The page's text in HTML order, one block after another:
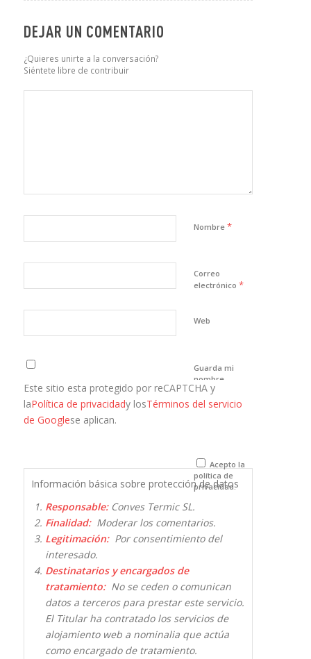
DEJAR UN COMENTARIO
¿Quieres unirte a la conversación?
Siéntete libre de contribuir
Nombre *
Correo
electrónico *
Web
Guarda mi
nombre,
correo
electrónico y
que comente.
Este sitio esta protegido por reCAPTCHA y
laPolítica de privacidady losTérminos del servicio
de Googlese aplican.
Acepto la
política de
privacidad.
Información básica sobre protección de datos
Responsable:Conves Termic SL.
Finalidad:Moderar los comentarios.
Legitimación:Por consentimiento del
interesado.
Destinatarios y encargados de
tratamiento:No se ceden o comunican
datos a terceros para prestar este servicio.
El Titular ha contratado los servicios de
alojamiento web a nominalia que actúa
como encargado de tratamiento.